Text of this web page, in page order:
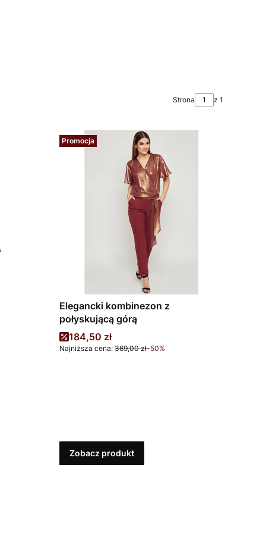
Strona z 1
Promocja
Elegancki kombinezon z
połyskującą górą
Cena promocyjna
184,50 zł
Najniższa cena: 369,00 zł-50%
Zobacz produkt